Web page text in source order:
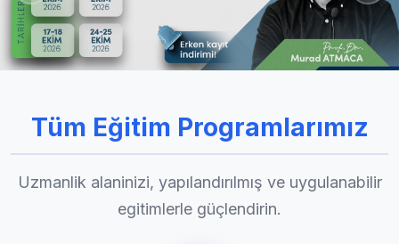
Tüm Eğitim Programlarımız
Uzmanlik alaninizi, yapılandırılmış ve uygulanabilir
egitimlerle güçlendirin.